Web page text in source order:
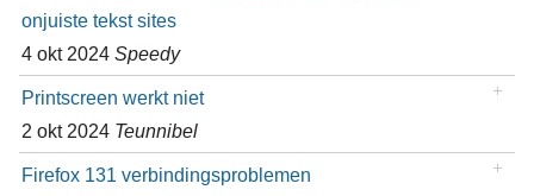
onjuiste tekst sites
4 okt 2024 Speedy
Printscreen werkt niet
2 okt 2024 Teunnibel
Firefox 131 verbindingsproblemen